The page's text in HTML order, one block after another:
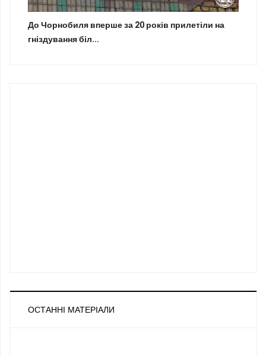
До Чорнобиля вперше за 20 років прилетіли на
гніздування біл...
ОСТАННІ МАТЕРІАЛИ